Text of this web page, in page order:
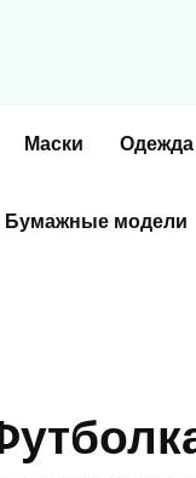
Маски Одежда
Бумажные модели